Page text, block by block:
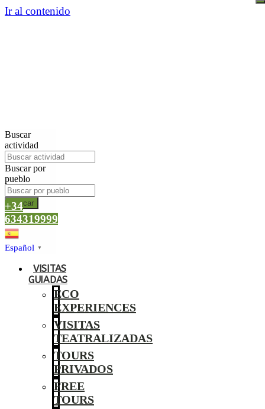
Ir al contenido
Buscar
actividad
Buscar por
pueblo
Buscar
+34
634319999
Español ▼
VISITAS
GUIADAS
ECO
EXPERIENCES
VISITAS
TEATRALIZADAS
TOURS
PRIVADOS
FREE
TOURS